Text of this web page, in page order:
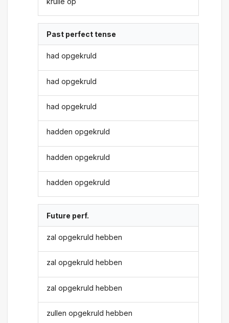
Past perfect tense
had opgekruld
had opgekruld
had opgekruld
hadden opgekruld
hadden opgekruld
hadden opgekruld
Future perf.
zal opgekruld hebben
zal opgekruld hebben
zal opgekruld hebben
zullen opgekruld hebben